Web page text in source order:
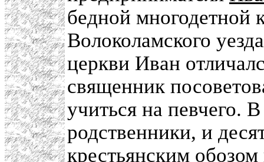
бедной многодетной
Волоколамского
церкви Иван
священник
учиться на певчего.
родственники, и
крестьянским